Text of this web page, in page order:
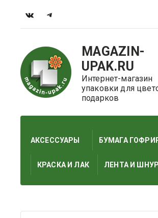
MAGAZIN-
UPAK.RU
Интернет-магазин
упаковки для
подарков
АКСЕССУАРЫ БУМАГА
КРАСКА И ЛАК ЛЕНТА И ШНУР